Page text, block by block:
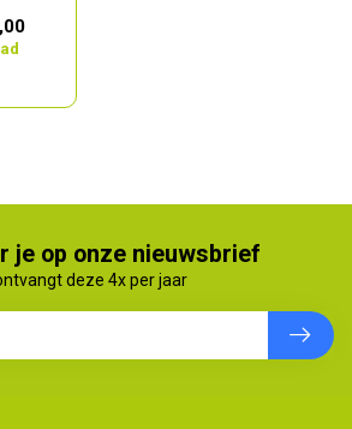
je op onze nieuwsbrief
deze 4x per jaar